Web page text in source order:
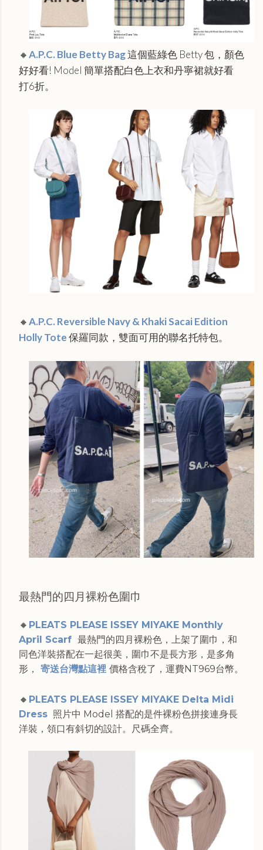
🔸A.P.C. Blue Betty Bag這個藍綠色 Betty 包，顏色
好好看! Model 簡單搭配白色上衣和丹寧裙就好看
打6折。
🔸A.P.C. Reversible Navy & Khaki Sacai Edition
Holly Tote保羅同款，雙面可用的聯名托特包。
最熱門的四月裸粉色圍巾
🔸 PLEATS PLEASE ISSEY MIYAKE Monthly
April Scarf 最熱門的四月裸粉色，上架了圍巾，和
同色洋裝搭配在一起很美，圍巾不是長方形，是多角
形，
寄送台灣點這裡 價格含稅了，運費NT969台幣。
🔸 PLEATS PLEASE ISSEY MIYAKE Delta Midi
Dress 照片中 Model 搭配的是件裸粉色拼接連身長
洋裝，領口有斜切的設計。尺碼全齊。